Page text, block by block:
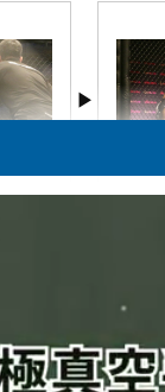
雄志、KO負け！
斗Vol.6